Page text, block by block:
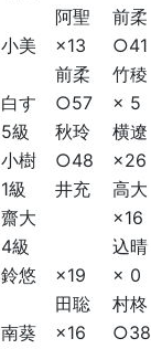
阿聖 前柔
小美 ×13 ○41
前柔 竹稜
白す ○57 × 5
5級 秋玲 横遼
小樹 ○48 ×26
1級 井充 高大
齋大 ×16
4級 込晴
鈴悠 ×19 × 0
田聡 村柊
南葵 ×16 ○38